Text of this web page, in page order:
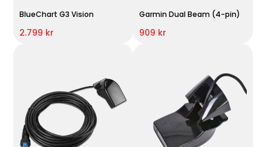
BlueChart G3 Vision
2.799 kr
Garmin Dual Beam (4-pin)
909 kr